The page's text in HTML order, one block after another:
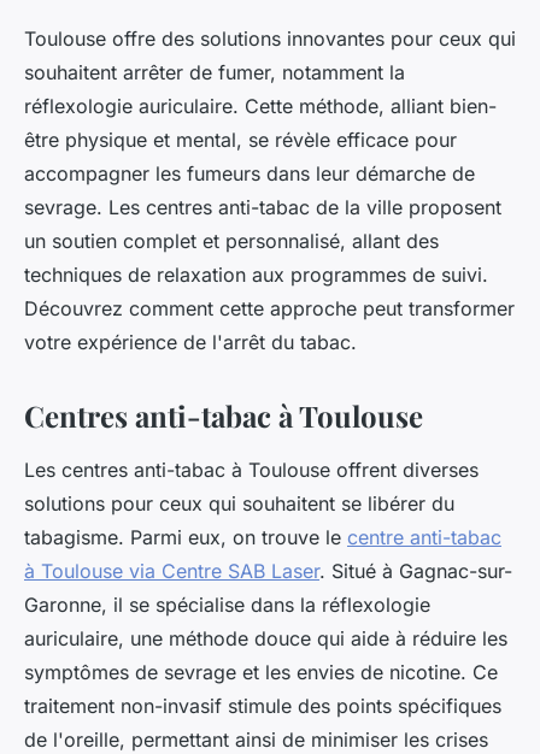
Centre anti-tabac à toulouse :
découvrez la réflexologie
auriculaire.
Mathieu•31 janvier 2025•6 min de lecture
Toulouse offre des solutions innovantes pour ceux qui
souhaitent arrêter de fumer, notamment la
réflexologie auriculaire. Cette méthode, alliant bien-
être physique et mental, se révèle efficace pour
accompagner les fumeurs dans leur démarche de
sevrage. Les centres anti-tabac de la ville proposent
un soutien complet et personnalisé, allant des
techniques de relaxation aux programmes de suivi.
Découvrez comment cette approche peut transformer
votre expérience de l'arrêt du tabac.
Centres anti-tabac à Toulouse
Les centres anti-tabac à Toulouse offrent diverses
solutions pour ceux qui souhaitent se libérer du
tabagisme. Parmi eux, on trouve le centre anti-tabac
à Toulouse via Centre SAB Laser. Situé à Gagnac-sur-
Garonne, il se spécialise dans la réflexologie
auriculaire, une méthode douce qui aide à réduire les
symptômes de sevrage et les envies de nicotine. Ce
traitement non-invasif stimule des points spécifiques
de l'oreille, permettant ainsi de minimiser les crises